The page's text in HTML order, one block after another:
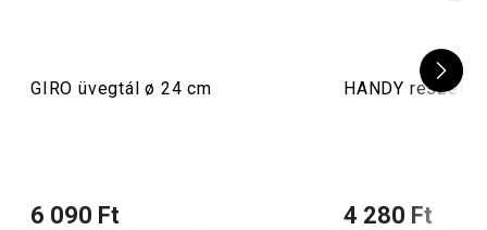
GIRO üvegtál ø 24 cm
6 090 Ft
HANDY reszelő,
4 280 Ft